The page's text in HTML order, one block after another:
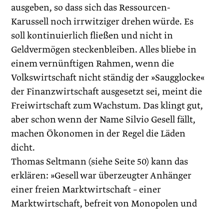
ausgeben, so dass sich das Ressourcen-
Karussell noch irrwitziger drehen würde. Es
soll kontinuierlich fließen und nicht in
Geldvermögen steckenbleiben. Alles bliebe in
einem vernünftigen Rahmen, wenn die
Volkswirtschaft nicht ständig der »Saugglocke«
der Finanzwirtschaft ausgesetzt sei, meint die
Freiwirtschaft zum Wachstum. Das klingt gut,
aber schon wenn der Name Silvio Gesell fällt,
machen Ökonomen in der Regel die Läden
dicht.
Thomas Seltmann (siehe Seite 50) kann das
erklären: »Gesell war überzeugter Anhänger
einer freien Marktwirtschaft – einer
Marktwirtschaft, befreit von Monopolen und